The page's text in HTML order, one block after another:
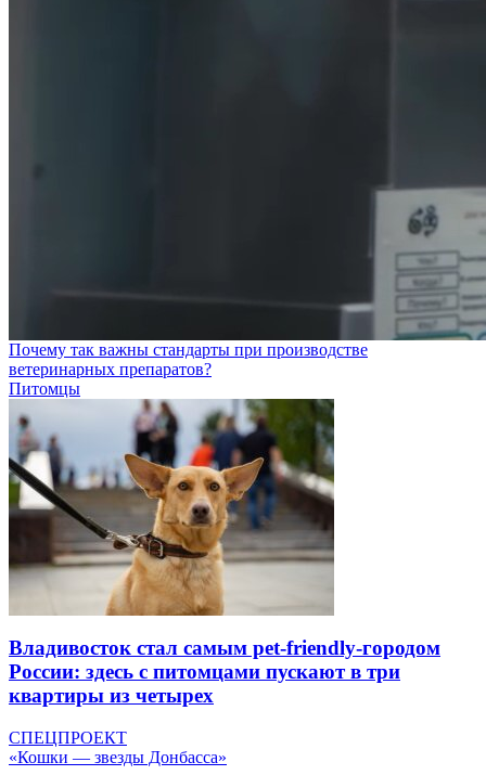
Почему так важны стандарты при производстве
ветеринарных препаратов?
Питомцы
Владивосток стал самым pet-friendly-городом
России: здесь с питомцами пускают в три
квартиры из четырех
СПЕЦПРОЕКТ
«Кошки — звезды Донбасса»